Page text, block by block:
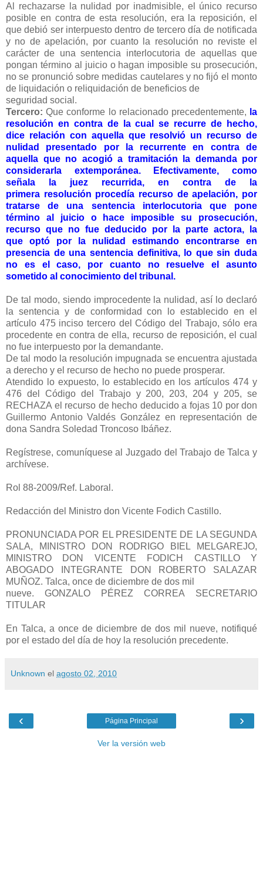
Al rechazarse la nulidad por inadmisible, el único recurso
posible en contra de esta resolución, era la reposición, el
que debió ser interpuesto dentro de tercero día de notificada
y no de apelación, por cuanto la resolución no reviste el
carácter de una sentencia interlocutoria de aquellas que
pongan término al juicio o hagan imposible su prosecución,
no se pronunció sobre medidas cautelares y no fijó el monto
de liquidación o reliquidación de beneficios de
seguridad social.
Tercero: Que conforme lo relacionado precedentemente, la
resolución en contra de la cual se recurre de hecho,
dice relación con aquella que resolvió un recurso de
nulidad presentado por la recurrente en contra de
aquella que no acogió a tramitación la demanda por
considerarla extemporánea.
Efectivamente, como
señala la juez recurrida, en contra de la
primera resolución procedía recurso de apelación, por
tratarse de una sentencia interlocutoria que pone
término al juicio o hace imposible su prosecución,
recurso que no fue deducido por la parte actora, la
que optó por la nulidad estimando encontrarse en
presencia de una sentencia definitiva, lo que sin duda
no es el caso, por cuanto no resuelve el asunto
sometido al conocimiento del tribunal.
De tal modo, siendo improcedente la nulidad, así lo declaró
la sentencia y de conformidad con lo establecido en el
artículo 475 inciso tercero del Código del Trabajo, sólo era
procedente en contra de ella, recurso de reposición, el cual
no fue interpuesto por la demandante.
De tal modo la resolución impugnada se encuentra ajustada
a derecho y el recurso de hecho no puede prosperar.
Atendido lo expuesto, lo establecido en los artículos 474 y
476 del Código del Trabajo y 200, 203, 204 y 205, se
RECHAZA el recurso de hecho deducido a fojas 10 por don
Guillermo Antonio Valdés González en representación de
dona Sandra Soledad Troncoso Ibáñez.
Regístrese, comuníquese al Juzgado del Trabajo de Talca y
archívese.
Rol 88-2009/Ref. Laboral.
Redacción del Ministro don Vicente Fodich Castillo.
PRONUNCIADA POR EL PRESIDENTE DE LA SEGUNDA
SALA,
MINISTRO DON RODRIGO BIEL MELGAREJO,
MINISTRO DON VICENTE FODICH CASTILLO Y
ABOGADO INTEGRANTE DON
ROBERTO SALAZAR
MUÑOZ. Talca, once de diciembre de dos mil
nueve. GONZALO PÉREZ CORREA SECRETARIO
TITULAR
En Talca, a once de diciembre de dos mil nueve, notifiqué
por el estado del día de hoy la resolución precedente.
Unknown el agosto 02, 2010
‹ ›
Página Principal
Ver la versión web